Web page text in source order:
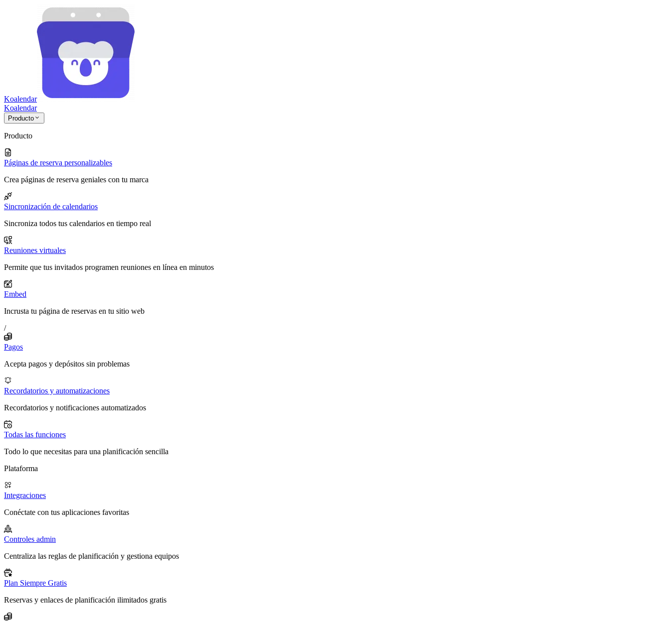
Koalendar
Koalendar
Producto
Producto
Páginas de reserva personalizables
Crea páginas de reserva geniales con tu marca
Sincronización de calendarios
Sincroniza todos tus calendarios en tiempo real
Reuniones virtuales
Permite que tus invitados programen reuniones en línea en minutos
Embed
Incrusta tu página de reservas en tu sitio web
/
Pagos
Acepta pagos y depósitos sin problemas
Recordatorios y automatizaciones
Recordatorios y notificaciones automatizados
Todas las funciones
Todo lo que necesitas para una planificación sencilla
Plataforma
Integraciones
Conéctate con tus aplicaciones favoritas
Controles admin
Centraliza las reglas de planificación y gestiona equipos
Plan Siempre Gratis
Reservas y enlaces de planificación ilimitados gratis